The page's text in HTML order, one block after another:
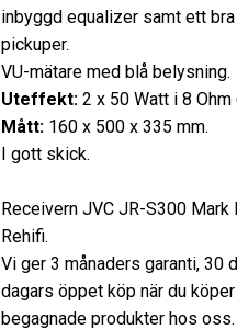
inbyggd equalizer samt ett
pickuper.
VU-mätare med blå belysning.
Uteffekt:2 x 50 Watt i 8 Ohm
Mått:160 x 500 x 335 mm.
I gott skick.
Receivern JVC JR-S300
Rehifi.
Vi ger 3 månaders garanti, 30
dagars öppet köp när du köper
begagnade produkter hos oss.